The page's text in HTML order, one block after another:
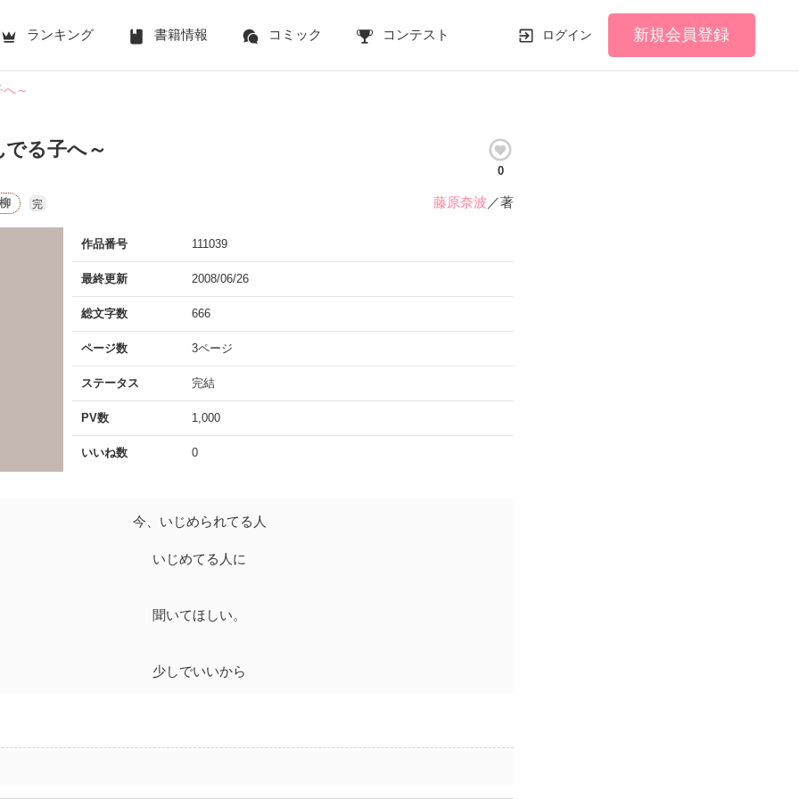
ランキング 書籍情報 コミック コンテスト ログイン 新規会員登録
～
る子へ～
0
完 藤原奈波 ／著
作品番号 111039
最終更新 2008/06/26
総文字数 666
ページ数 3ページ
ステータス 完結
PV数 1,000
いいね数 0
今、いじめられてる人
いじめてる人に
聞いてほしい。
少しでいいから